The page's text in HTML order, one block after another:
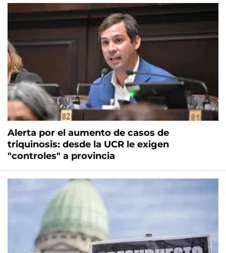
Alerta por el aumento de casos de
triquinosis: desde la UCR le exigen
"controles" a provincia